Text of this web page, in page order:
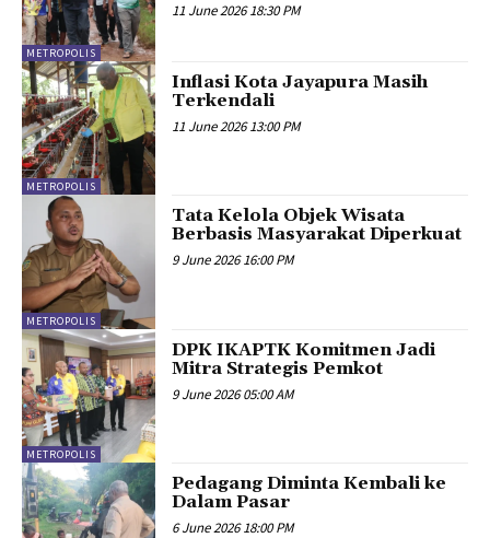
METROPOLIS
11 June 2026 18:30 PM
METROPOLIS
Inflasi Kota Jayapura Masih
Terkendali
11 June 2026 13:00 PM
METROPOLIS
Tata Kelola Objek Wisata
Berbasis Masyarakat Diperkuat
9 June 2026 16:00 PM
METROPOLIS
DPK IKAPTK Komitmen Jadi
Mitra Strategis Pemkot
9 June 2026 05:00 AM
Pedagang Diminta Kembali ke
Dalam Pasar
6 June 2026 18:00 PM